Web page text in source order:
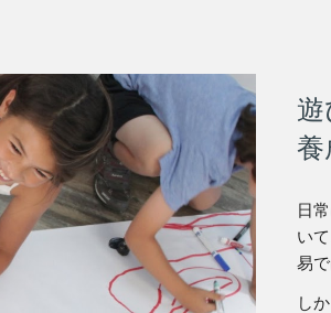
養
日
い
易
し